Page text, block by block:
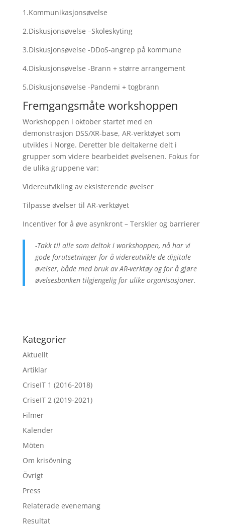
1.Kommunikasjonsøvelse
2.Diskusjonsøvelse –Skoleskyting
3.Diskusjonsøvelse -DDoS-angrep på kommune
4.Diskusjonsøvelse -Brann + større arrangement
5.Diskusjonsøvelse -Pandemi + togbrann
Fremgangsmåte workshoppen
Workshoppen i oktober startet med en
demonstrasjon DSS/XR-base, AR-verktøyet som
utvikles i Norge. Deretter ble deltakerne delt i
grupper som videre bearbeidet øvelsenen. Fokus for
de ulika gruppene var:
Videreutvikling av eksisterende øvelser
Tilpasse øvelser til AR-verktøyet
Incentiver for å øve asynkront – Terskler og barrierer
-Takk til alle som deltok i workshoppen, nå har vi
gode forutsetninger for å videreutvikle de digitale
øvelser, både med bruk av AR-verktøy og for å gjøre
øvelsesbanken tilgjengelig for ulike organisasjoner.
Kategorier
Aktuellt
Artiklar
CriseIT 1 (2016-2018)
CriseIT 2 (2019-2021)
Filmer
Kalender
Möten
Om krisövning
Övrigt
Press
Relaterade evenemang
Resultat